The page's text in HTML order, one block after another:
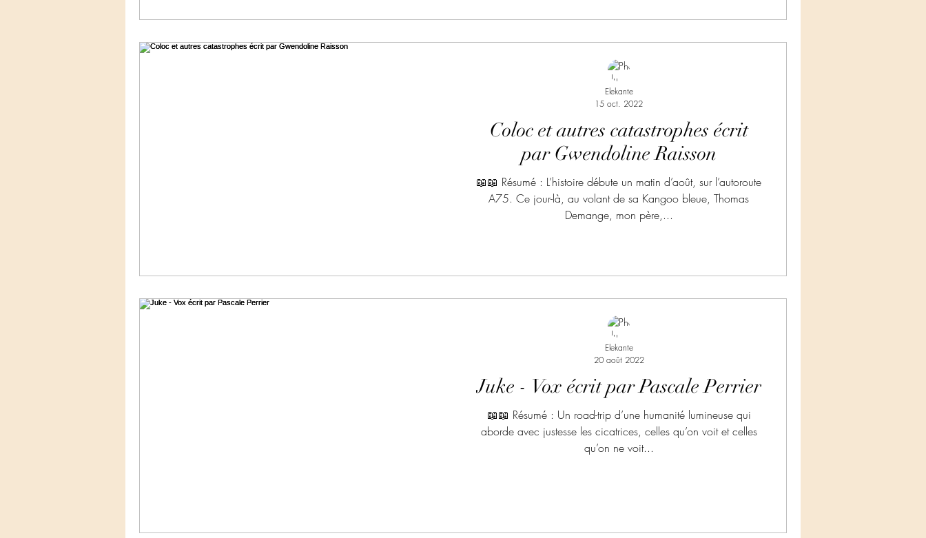
Coloc et autres catastrophes écrit
par Gwendoline Raisson
📖📖 Résumé : L’histoire débute un matin d’août, sur l’autoroute
A75. Ce jour-là, au volant de sa Kangoo bleue, Thomas
Demange, mon père,...
Elekante
15 oct. 2022
Juke - Vox écrit par Pascale Perrier
📖📖 Résumé : Un road-trip d’une humanité lumineuse qui
aborde avec justesse les cicatrices, celles qu’on voit et celles
qu’on ne voit...
Elekante
20 août 2022